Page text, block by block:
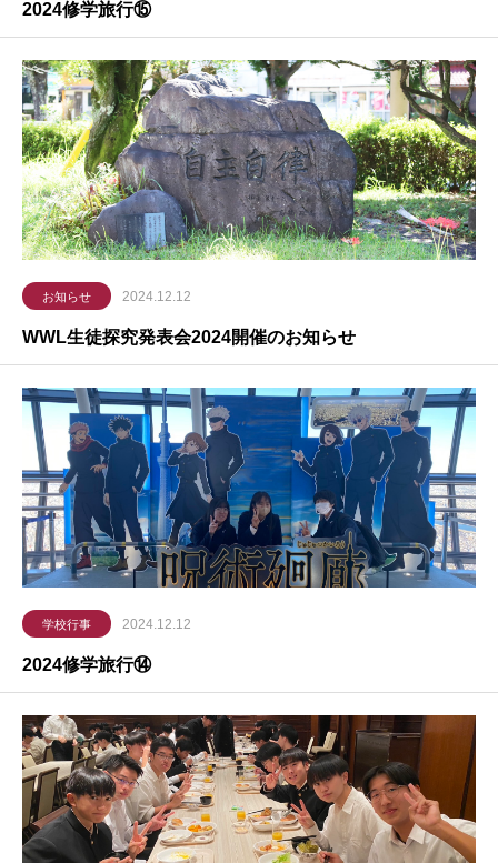
2024修学旅行⑮
お知らせ 2024.12.12
WWL生徒探究発表会2024開催のお知らせ
学校行事 2024.12.12
2024修学旅行⑭